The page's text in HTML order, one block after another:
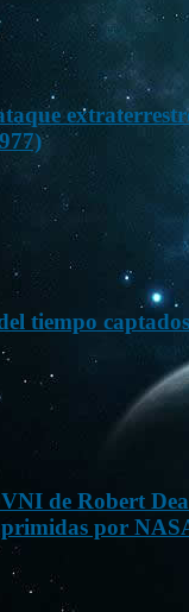
tiempo
de Robert
por